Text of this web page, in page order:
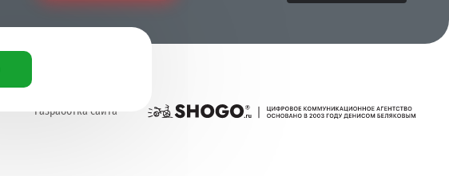
Разработка сайта